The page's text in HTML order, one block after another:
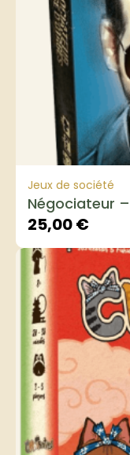
Jeux de société
Négociateur
25,00€